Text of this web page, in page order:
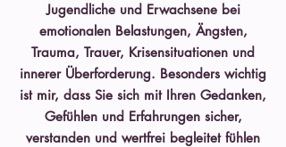
Jugendliche und Erwachsene bei
emotionalen Belastungen, Ängsten,
Trauma, Trauer, Krisensituationen und
innerer Überforderung. Besonders wichtig
ist mir, dass Sie sich mit Ihren Gedanken,
Gefühlen und Erfahrungen sicher,
verstanden und wertfrei begleitet fühlen